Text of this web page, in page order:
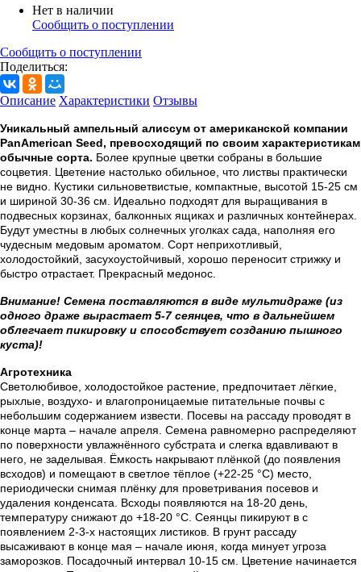
Нет в наличии
Сообщить о поступлении
Сообщить о поступлении
Поделиться:
Описание Характеристики Отзывы
Уникальный ампельный алиссум от американской компании
PanAmerican Seed, превосходящий по своим характеристикам
обычные сорта. Более крупные цветки собраны в большие
соцветия. Цветение настолько обильное, что листвы практически
не видно. Кустики сильноветвистые, компактные, высотой 15-25 см
и шириной 30-36 см. Идеально подходят для выращивания в
подвесных корзинах, балконных ящиках и различных контейнерах.
Будут уместны в любых солнечных уголках сада, наполняя его
чудесным медовым ароматом. Сорт неприхотливый,
холодостойкий, засухоустойчивый, хорошо переносит стрижку и
быстро отрастает. Прекрасный медонос.
Внимание! Семена поставляются в виде мультидраже (из
одного драже вырастает 5-7 сеянцев, что в дальнейшем
облегчает пикировку и способствует созданию пышного
куста)!
Агротехника
Светолюбивое, холодостойкое растение, предпочитает лёгкие,
рыхлые, воздухо- и влагопроницаемые питательные почвы с
небольшим содержанием извести. Посевы на рассаду проводят в
конце марта – начале апреля. Семена равномерно распределяют
по поверхности увлажнённого субстрата и слегка вдавливают в
него, не заделывая. Ёмкость накрывают плёнкой (до появления
всходов) и помещают в светлое тёплое (+22-25 °C) место,
периодически снимая плёнку для проветривания посевов и
удаления конденсата. Всходы появляются на 18-20 день,
температуру снижают до +18-20 °C. Сеянцы пикируют в с
появлением 2-3-х настоящих листиков. В грунт рассаду
высаживают в конце мая – начале июня, когда минует угроза
заморозков. Посадочный интервал 10-15 см. Цветение начинается